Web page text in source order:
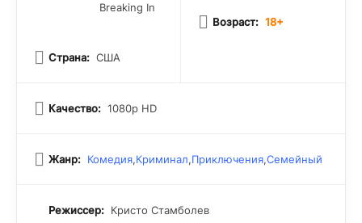
восседать на престоле криминального мира, даже среди
внезапных испытаний, насквозь пронизывающих их путь к
Breaking In
Страна: США
Возраст: 18+
Качество: 1080p HD
Жанр: Комедия,Криминал,Приключения,Семейный
Режиссер: Кристо Стамболев